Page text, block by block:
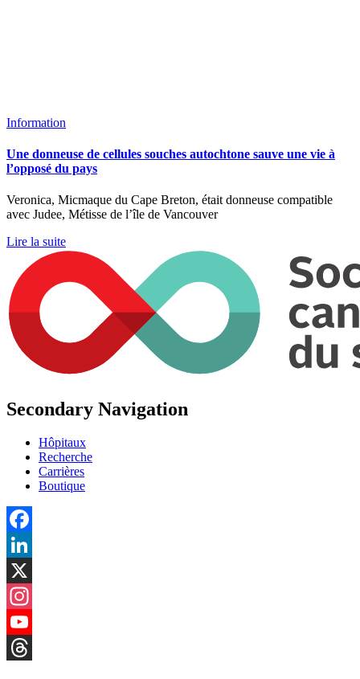
Information
Une donneuse de cellules souches autochtone sauve une vie à
l’opposé du pays
Veronica, Micmaque du Cape Breton, était donneuse compatible
avec Judee, Métisse de l’île de Vancouver
Lire la suite
Secondary Navigation
Hôpitaux
Recherche
Carrières
Boutique
Facebook
LinkedIn
X
Instagram
YouTube